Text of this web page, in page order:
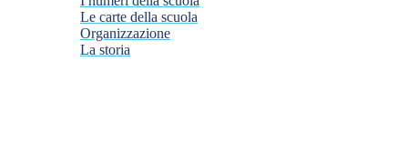
Le carte della scuola
Organizzazione
La storia